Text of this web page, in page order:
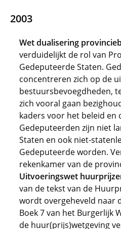
2003
Wet dualisering
verduidelijkt de rol van
Gedeputeerde Staten.
concentreren zich op de
bestuursbevoegdheden,
zich vooral gaan
kaders voor het beleid en
Gedeputeerden zijn niet
Staten en ook niet-
Gedeputeerde worden.
rekenkamer van de
Uitvoeringswet
van de tekst van de
wordt overgeheveld naar
Boek 7 van het Burgerlijk
de huur(prijs)wetgeving